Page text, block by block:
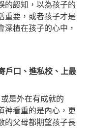
的認知，以為孩子的
重要，或者孩子才是
深植在孩子的心中，
戶口、進私校、上最
是外在有成就的
神看重的是內心，更
的父母都期望孩子長